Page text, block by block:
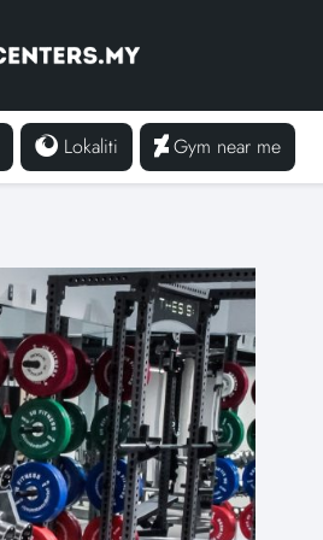
Lokaliti Gym near me